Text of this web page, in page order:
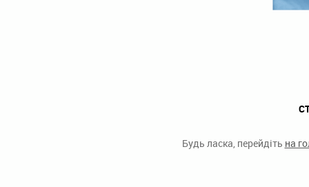
Будь ласка, перейдіть на